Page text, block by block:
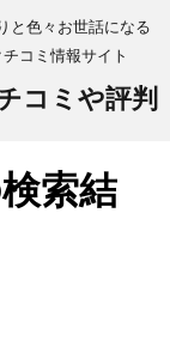
と色々お世話になる
コミ情報サイト
コミや評判
索結